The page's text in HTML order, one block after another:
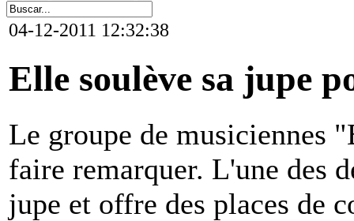
04-12-2011 12:32:38
Elle soulève sa jupe
Le groupe de musiciennes
faire remarquer. L'une des
jupe et offre des places de